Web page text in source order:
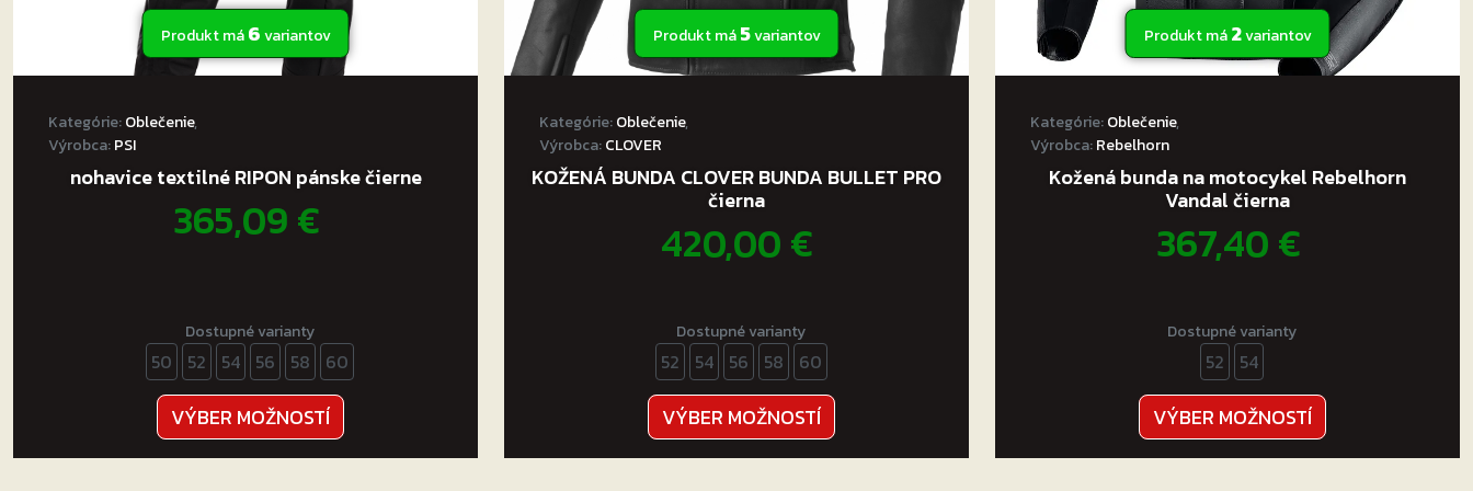
Produkt má6variantov
Kategórie:Oblečenie,
Výrobca:PSI
nohavice textilné RIPON pánske čierne
365,09€
Dostupné varianty
50 52 54 56 58 60
VÝBER MOŽNOSTÍ
produkt
má
Produkt má5variantov
Kategórie:Oblečenie,
Výrobca:CLOVER
KOŽENÁ BUNDA CLOVER BUNDA BULLET PRO
čierna
420,00€
Dostupné varianty
52 54 56 58 60
VÝBER MOŽNOSTÍ
produkt
má
Produkt má2variantov
Kategórie:Oblečenie,
Výrobca:Rebelhorn
Kožená bunda na motocykel Rebelhorn
Vandal čierna
367,40€
Dostupné varianty
52 54
VÝBER MOŽNOSTÍ
produkt
má